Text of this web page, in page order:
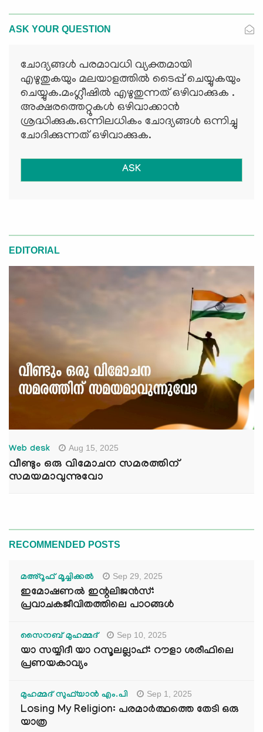
ASK YOUR QUESTION
ചോദ്യങ്ങള്‍ പരമാവധി വ്യക്തമായി
എഴുതുകയും മലയാളത്തില്‍ ടൈപ്പ് ചെയ്യുകയും
ചെയ്യുക.മംഗ്ലീഷില്‍ എഴുതുന്നത് ഒഴിവാക്കുക .
അക്ഷരത്തെറ്റുകള്‍ ഒഴിവാക്കാന്‍
ശ്രദ്ധിക്കുക.ഒന്നിലധികം ചോദ്യങ്ങള്‍ ഒന്നിച്ചു
ചോദിക്കുന്നത് ഒഴിവാക്കുക.
ASK
EDITORIAL
Web desk Aug 15, 2025
വീണ്ടും ഒരു വിമോചന സമരത്തിന്
സമയമാവുന്നുവോ
RECOMMENDED POSTS
മഅ്റൂഫ് മൂച്ചിക്കല്‍ Sep 29, 2025
ഇമോഷണൽ ഇന്റലിജൻസ്:
പ്രവാചകജീവിതത്തിലെ പാഠങ്ങൾ
സൈനബ് മുഹമ്മദ് Sep 10, 2025
യാ സയ്യിദീ യാ റസൂലല്ലാഹ്: റൗളാ ശരീഫിലെ
പ്രണയകാവ്യം
മുഹമ്മദ് സുഫ്‌യാൻ എം.പി Sep 1, 2025
Losing My Religion: പരമാർത്ഥത്തെ തേടി ഒരു
യാത്ര